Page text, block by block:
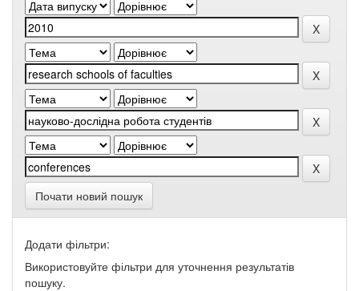
Почати новий пошук
Додати фільтри:
Використовуйте фільтри для уточнення результатів
пошуку.